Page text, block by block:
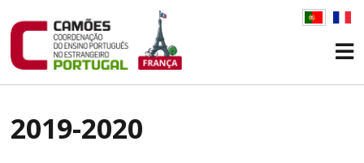
2019-2020